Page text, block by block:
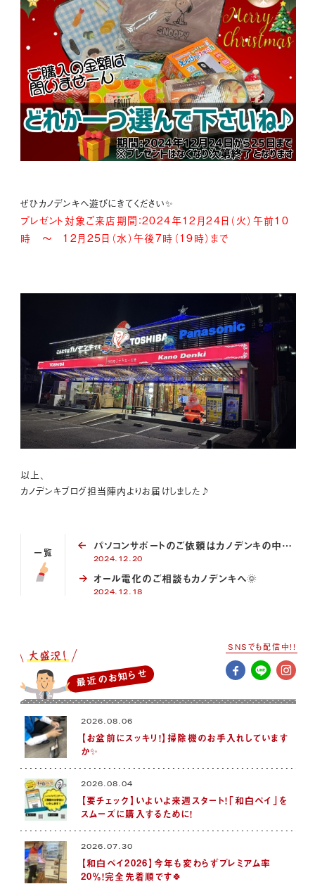
ぜひカノデンキへ遊びにきてください✨
プレゼント対象ご来店期間：2024年12月24日（火）午前10
時 ～ 12月25日（水）午後7時（19時）まで
以上、
カノデンキブログ担当陣内よりお届けしました♪
一覧 パソコンサポートのご依頼はカノデンキの中村が自信をもってお受けします(^^♪
2024.12.20
オール電化のご相談もカノデンキへ🌞
2024.12.18
最近のお知らせ
2026.08.06
【お盆前にスッキリ！】掃除機のお手入れしています
か✨
2026.08.04
【要チェック】いよいよ来週スタート！「和白ペイ」を
スムーズに購入するために！
2026.07.30
【和白ペイ2026】今年も変わらずプレミアム率
20％！完全先着順です🍀
SNSでも配信中!!